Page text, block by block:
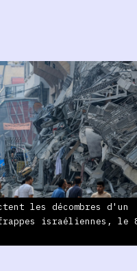
les décombres d'un
israéliennes, le